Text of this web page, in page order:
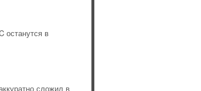
останутся в
сложил в